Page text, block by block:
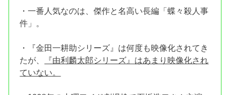
・一番人気なのは、傑作と名高い長編「蝶々殺人事
件」。
・『金田一耕助シリーズ』は何度も映像化されてき
たが、
『由利麟太郎シリーズ』はあまり映像化され
ていない。